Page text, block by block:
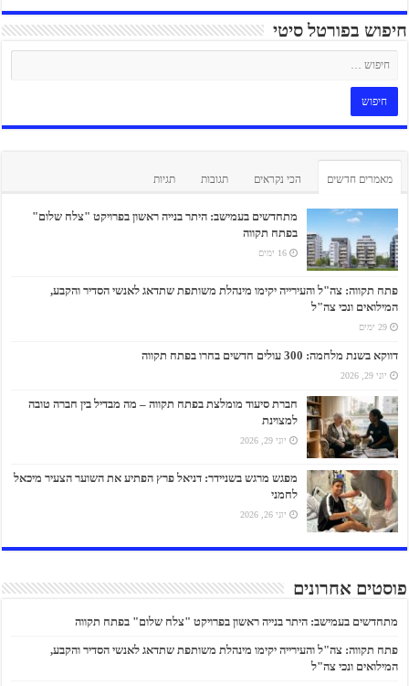
חיפוש בפורטל סיטי
מאמרים חדשים הכי נקראים תגובות תגיות
מתחדשים בעמישב: היתר בנייה ראשון בפרויקט "צלח שלום"
בפתח תקווה
16 ימים
פתח תקווה: צה"ל והעירייה יקימו מינהלת משותפת שתדאג לאנשי הסדיר והקבע,
המילואים ונכי צה"ל
29 ימים
דווקא בשנת מלחמה: 300 עולים חדשים בחרו בפתח תקווה
יוני 29, 2026
חברת סיעוד מומלצת בפתח תקווה – מה מבדיל בין חברה טובה
למצוינת
יוני 29, 2026
מפגש מרגש בשניידר: דניאל פרץ הפתיע את השוער הצעיר מיכאל
לחמני
יוני 26, 2026
פוסטים אחרונים
מתחדשים בעמישב: היתר בנייה ראשון בפרויקט "צלח שלום" בפתח תקווה
פתח תקווה: צה"ל והעירייה יקימו מינהלת משותפת שתדאג לאנשי הסדיר והקבע,
המילואים ונכי צה"ל